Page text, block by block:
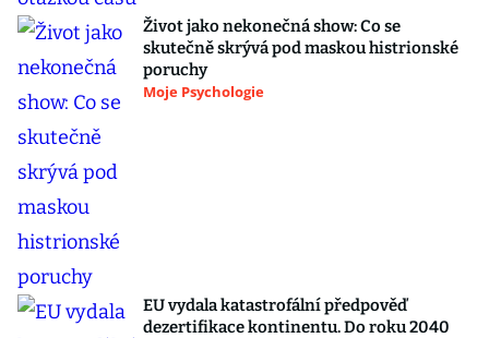
Život jako nekonečná show: Co se
skutečně skrývá pod maskou histrionské
poruchy
Moje Psychologie
EU vydala katastrofální předpověď
dezertifikace kontinentu. Do roku 2040